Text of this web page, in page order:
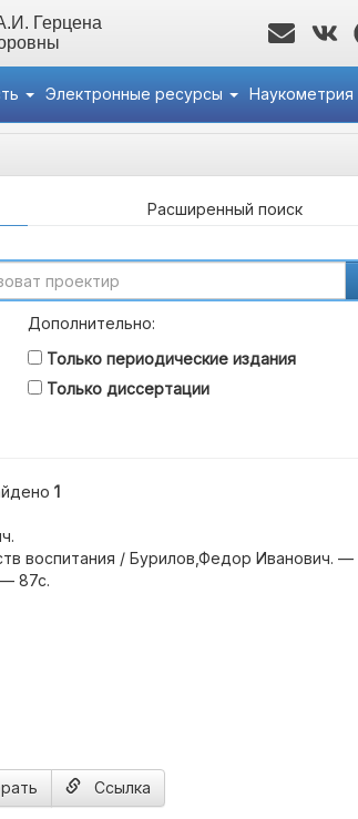
Герцена
Электронные ресурсы Наукометрия
Расширенный поиск
Дополнительно:
Только периодические издания
Только диссертации
1
воспитания / Бурилов,Федор Иванович. —
87с.
Ссылка